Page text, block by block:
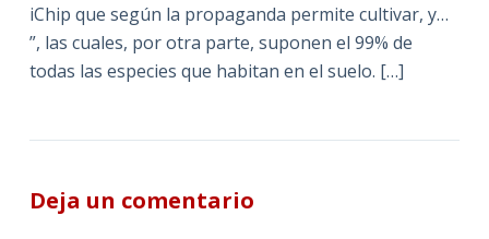
iChip que según la propaganda permite cultivar, y…
”, las cuales, por otra parte, suponen el 99% de
todas las especies que habitan en el suelo. […]
Deja un comentario